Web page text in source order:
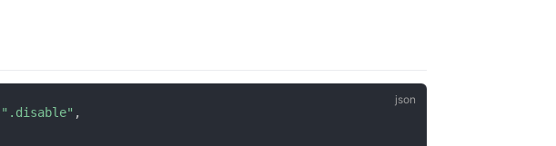
".disable" ,